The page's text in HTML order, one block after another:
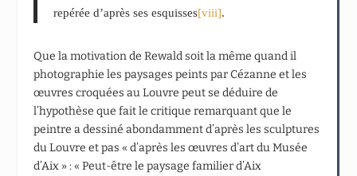
repérée d’après ses esquisses[viii].
Que la motivation de Rewald soit la même quand il
photographie les paysages peints par Cézanne et les
œuvres croquées au Louvre peut se déduire de
l’hypothèse que fait le critique remarquant que le
peintre a dessiné abondamment d’après les sculptures
du Louvre et pas « d’après les œuvres d’art du Musée
d’Aix » : « Peut-être le paysage familier d’Aix